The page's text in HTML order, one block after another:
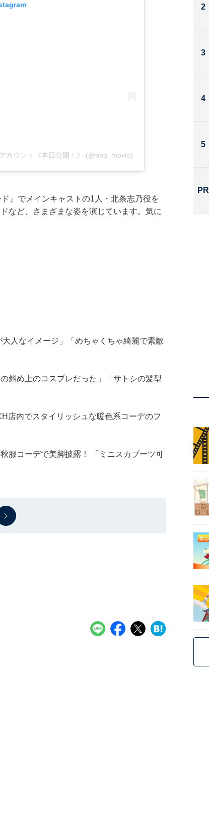
カウント《本日公開！》 (@bnp_movie)
』でメインキャストの1人・北条志乃役を
など、さまざまな姿を演じています。気に
人なイメージ」「めちゃくちゃ綺麗で素敵
斜め上のコスプレだった」「サトシの髪型
店内でスタイリッシュな暖色系コーデのフ
服コーデで美脚披露！ 「ミニスカブーツ可
2
3
4
5
PR